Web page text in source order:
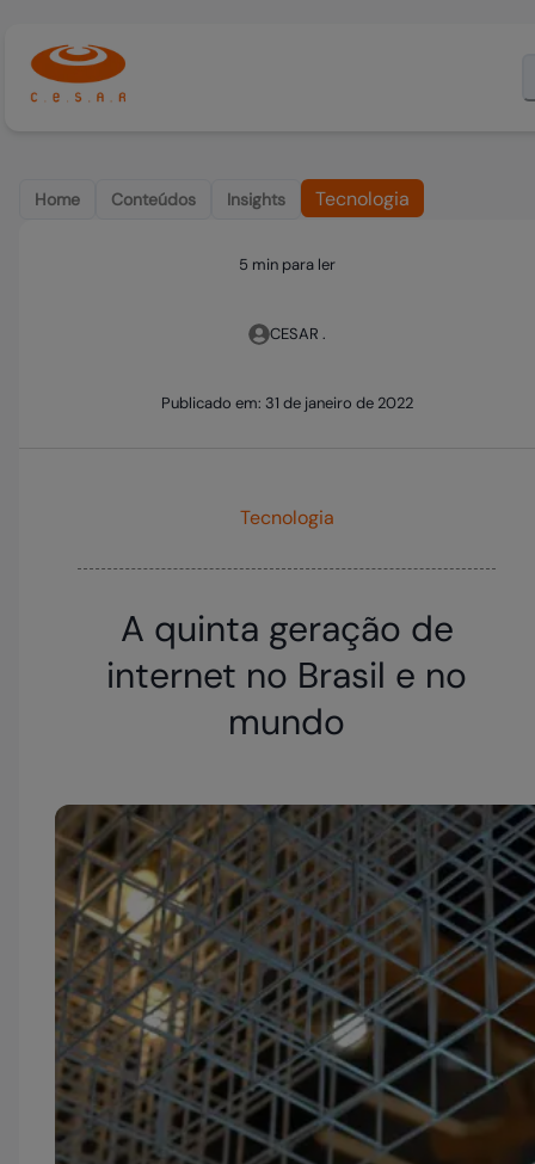
Home Conteúdos Insights Tecnologia
5 min para ler
CESAR .
Publicado em: 31 de janeiro de 2022
Tecnologia
A quinta geração de
internet no Brasil e no
mundo